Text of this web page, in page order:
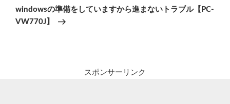
ー
シ
の
投
windowsの準備をしていますから進まないトラブル【PC-
VW770J】
スポンサーリンク